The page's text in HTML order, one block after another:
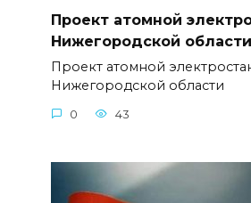
Проект атомной
Нижегородской области
Проект атомной
Нижегородской области
0 43